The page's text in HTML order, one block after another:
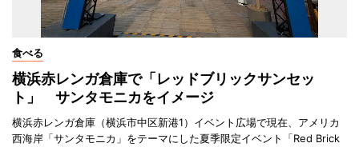
食べる
横浜赤レンガ倉庫で「レッドブリックサンセッ
ト」 サンタモニカをイメージ
横浜赤レンガ倉庫（横浜市中区新港1）イベント広場で現在、アメリカ
西海岸「サンタモニカ」をテーマにした夏季限定イベント「Red Brick